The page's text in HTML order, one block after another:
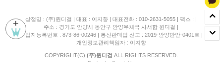
+ 상점명 : (주)윈디걸 | 대표 : 이지향 | 대표전화 : 010-2631-5055 | 팩스 : |
주소 : 경기도 안양시 동안구 안양우체국 사서함 윈디걸 |
사업자등록번호 : 873-86-00246 | 통신판매업 신고 : 2019-안양만안-0401호 |
개인정보관리책임자 : 이지향
COPYRIGHT(C) (주)윈디걸 ALL RIGHTS RESERVED.